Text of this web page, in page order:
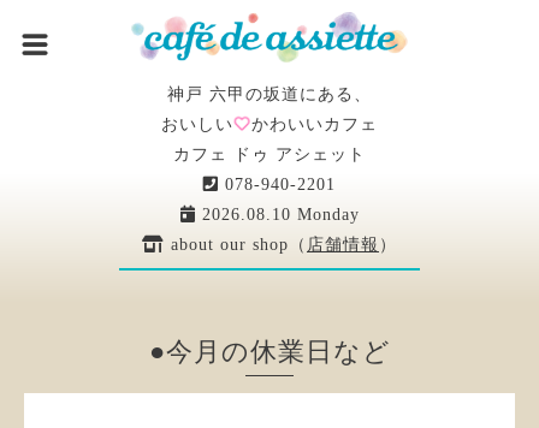
神戸 六甲の坂道にある、
おいしい
かわいいカフェ
カフェ ドゥ アシェット
078-940-2201
2026.08.10 Monday
about our shop（ 店舗情報 ）
●今月の休業日など